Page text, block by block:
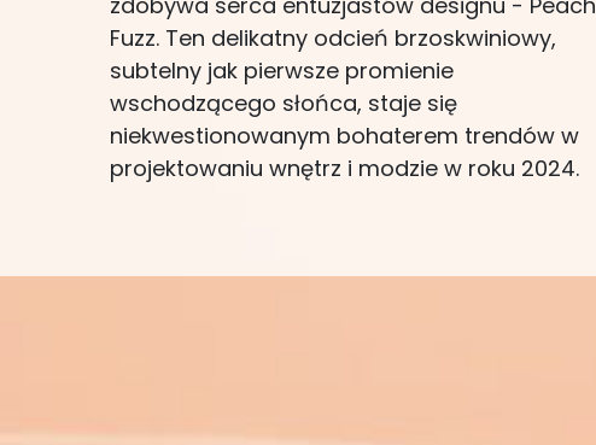
Fuzz. Ten delikatny odcień brzoskwiniowy,
subtelny jak pierwsze promienie
wschodzącego słońca, staje się
niekwestionowanym bohaterem trendów w
projektowaniu wnętrz i modzie w roku 2024.